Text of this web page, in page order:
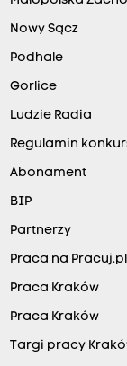
Nowy Sącz
Podhale
Gorlice
Ludzie Radia
Regulamin
Abonament
BIP
Partnerzy
Praca na Pracuj.pl
Praca Kraków
Praca Kraków
Targi pracy